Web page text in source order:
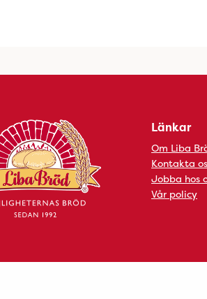
Länkar
Om Liba
Kontakta
Jobba hos
Vår policy